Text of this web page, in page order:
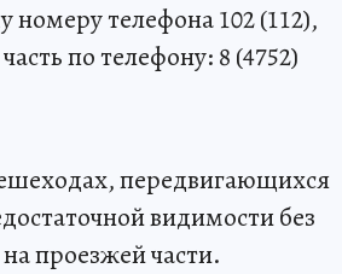
телефона 102 (112),
по телефону: 8 (4752)
передвигающихся
видимости без
проезжей части.